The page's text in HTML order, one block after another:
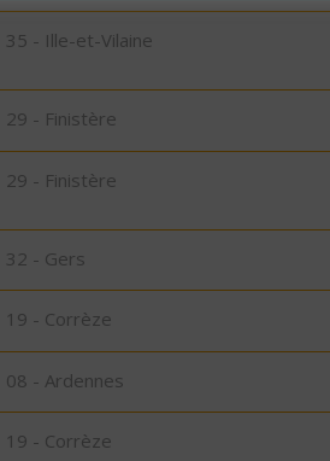
35 - Ille-et-Vilaine
29 - Finistère
29 - Finistère
32 - Gers
19 - Corrèze
08 - Ardennes
19 - Corrèze